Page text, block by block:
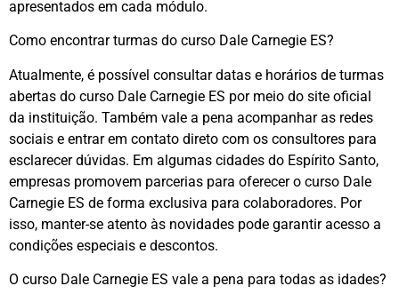
apresentados em cada módulo.
Como encontrar turmas do curso Dale Carnegie ES?
Atualmente, é possível consultar datas e horários de turmas
abertas do curso Dale Carnegie ES por meio do site oficial
da instituição. Também vale a pena acompanhar as redes
sociais e entrar em contato direto com os consultores para
esclarecer dúvidas. Em algumas cidades do Espírito Santo,
empresas promovem parcerias para oferecer o curso Dale
Carnegie ES de forma exclusiva para colaboradores. Por
isso, manter-se atento às novidades pode garantir acesso a
condições especiais e descontos.
O curso Dale Carnegie ES vale a pena para todas as idades?